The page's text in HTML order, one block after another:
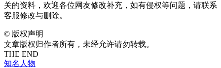
关的资料，欢迎各位网友修改补充，如有侵权等问题，请联系
客服修改与删除。
© 版权声明
文章版权归作者所有，未经允许请勿转载。
THE END
知名人物